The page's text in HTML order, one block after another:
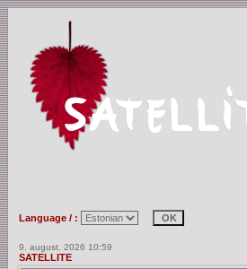
Language / :
9. august, 2026 10:59
SATELLITE